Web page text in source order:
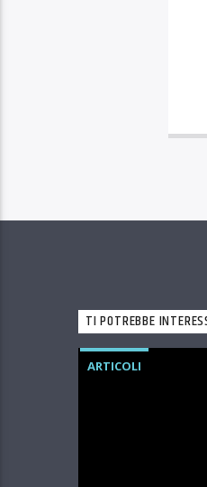
TI POTREBBE
ARTICOLI